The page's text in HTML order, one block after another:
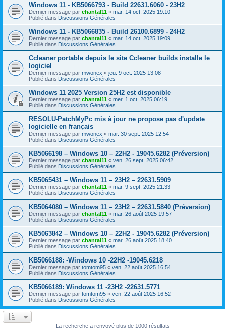
Windows 11 - KB5066793 - Build 22631.6060 - 23H2
Dernier message par chantal11 « mar. 14 oct. 2025 19:10
Publié dans Discussions Générales
Windows 11 - KB5066835 - Build 26100.6899 - 24H2
Dernier message par chantal11 « mar. 14 oct. 2025 19:09
Publié dans Discussions Générales
Ccleaner portable depuis le site Ccleaner builds installe le
logiciel
Dernier message par mwonex « jeu. 9 oct. 2025 13:08
Publié dans Discussions Générales
Windows 11 2025 Version 25H2 est disponible
Dernier message par chantal11 « mer. 1 oct. 2025 06:19
Publié dans Discussions Générales
RESOLU-PatchMyPc mis à jour ne propose pas d'update
logicielle en français
Dernier message par mwonex « mar. 30 sept. 2025 12:54
Publié dans Discussions Générales
KB5066198 – Windows 10 – 22H2 - 19045.6282 (Préversion)
Dernier message par chantal11 « ven. 26 sept. 2025 06:42
Publié dans Discussions Générales
KB5065431 – Windows 11 – 23H2 – 22631.5909
Dernier message par chantal11 « mar. 9 sept. 2025 21:33
Publié dans Discussions Générales
KB5064080 – Windows 11 – 23H2 – 22631.5840 (Préversion)
Dernier message par chantal11 « mar. 26 août 2025 19:57
Publié dans Discussions Générales
KB5063842 – Windows 10 – 22H2 - 19045.6282 (Préversion)
Dernier message par chantal11 « mar. 26 août 2025 18:40
Publié dans Discussions Générales
KB5066188: -Windows 10 -22H2 -19045.6218
Dernier message par tomtom95 « ven. 22 août 2025 16:54
Publié dans Discussions Générales
KB5066189: Windows 11 -23H2 -22631.5771
Dernier message par tomtom95 « ven. 22 août 2025 16:52
Publié dans Discussions Générales
La recherche a renvoyé plus de 1000 résultats